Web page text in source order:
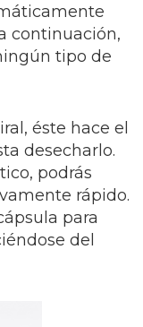
continuación,
tipo de
éste hace el
desecharlo.
podrás
rápido.
para
del